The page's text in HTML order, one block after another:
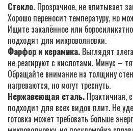
Стекло. Прозрачное, не впитывает
Хорошо переносит температуру, но
Ищите закалённое или
подходят для микроволновки.
Фарфор и керамика. Выглядят
не реагируют с кислотами. Минус –
Обращайте внимание на толщину
нагреваются, но могут треснуть.
Нержавеющая сталь. Практичная,
подходит для всех видов плит. Не
готовка может требовать больше